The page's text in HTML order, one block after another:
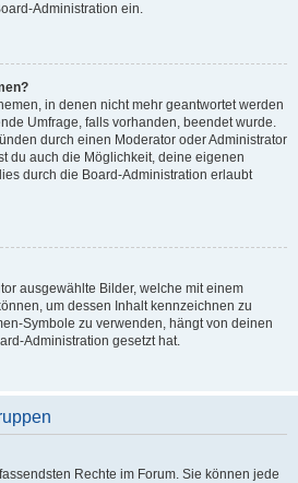
Administration ein.
in denen nicht mehr geantwortet werden
Umfrage, falls vorhanden, beendet wurde.
durch einen Moderator oder Administrator
du auch die Möglichkeit, deine eigenen
durch die Board-Administration erlaubt
ausgewählte Bilder, welche mit einem
um dessen Inhalt kennzeichnen zu
Symbole zu verwenden, hängt von deinen
Administration gesetzt hat.
Rechte im Forum. Sie können jede